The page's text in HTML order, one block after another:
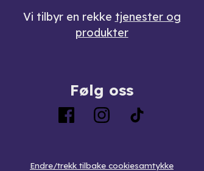
Vi tilbyr en rekke tjenester og
produkter
Følg oss
Endre/trekk tilbake cookiesamtykke